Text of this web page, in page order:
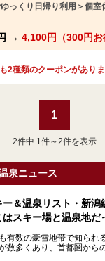
っくり日帰り利用＞個室
→ 4,100円（300円お
2種類のクーポンがあり
1
2件中 1件～2件を表示
泉ニュース
ー＆温泉リスト・新
はスキー場と温泉地だ
有数の豪雪地帯で知られ
数多くあり、首都圏から